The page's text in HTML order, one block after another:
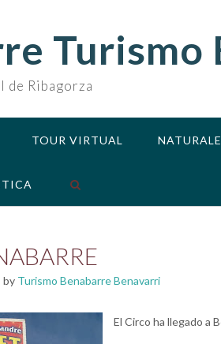
Turismo
Ribagorza
TOUR VIRTUAL
by Turismo Benabarre Benavarri
El Circo ha llegado a